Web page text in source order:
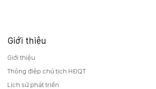
Giới thiệu
Giới thiệu
Thông điệp chủ tịch HĐQT
Lịch sử phát triển